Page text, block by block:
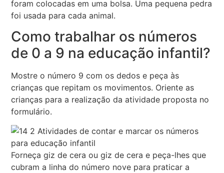
foram colocadas em uma bolsa. Uma pequena pedra
foi usada para cada animal.
Como trabalhar os números
de 0 a 9 na educação infantil?
Mostre o número 9 com os dedos e peça às
crianças que repitam os movimentos. Oriente as
crianças para a realização da atividade proposta no
formulário.
Forneça giz de cera ou giz de cera e peça-lhes que
cubram a linha do número nove para praticar a